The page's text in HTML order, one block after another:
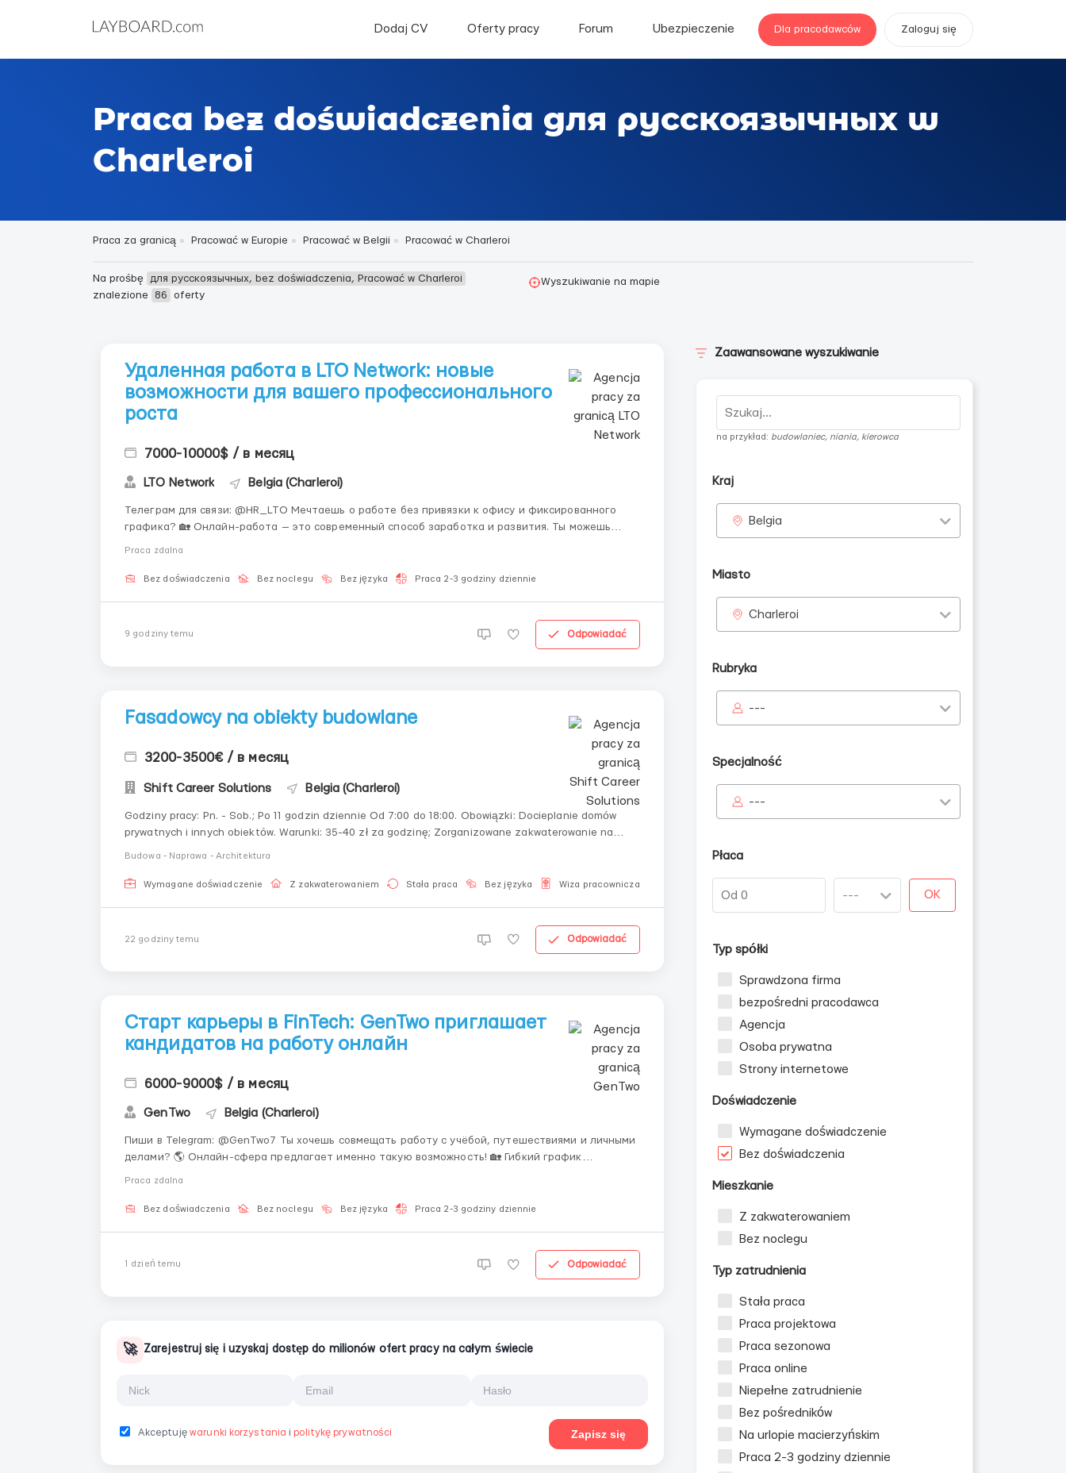
Dodaj CV Oferty pracy Forum Ubezpieczenie Dla pracodawców Zaloguj się
Praca bez doświadczenia для русскоязычных w
Charleroi
Praca za granicą Pracować w Europie Pracować w Belgii Pracować w Charleroi
Na prośbę для русскоязычных, bez doświadczenia, Pracować w Charleroi
znalezione
86 oferty
Wyszukiwanie na mapie
Удаленная работа в LTO Network: новые
возможности для вашего профессионального
роста
7000-10000$ / в месяц
LTO Network Belgia (Charleroi)
Телеграм для связи: @HR_LTO Мечтаешь о работе без привязки к офису и фиксированного
графика? 🏡 Онлайн-работа — это современный способ заработка и развития. Ты можешь
Praca zdalna
Bez doświadczenia Bez noclegu Bez języka Praca 2-3 godziny dziennie
9 godziny temu Odpowiadać
Fasadowcy na obiekty budowlane
3200-3500€ / в месяц
Shift Career Solutions Belgia (Charleroi)
Godziny pracy: Pn. - Sob.; Po 11 godzin dziennie Od 7:00 do 18:00. Obowiązki: Docieplanie domów
prywatnych i innych obiektów. Warunki: 35-40 zł za godzinę; Zorganizowane zakwaterowanie na
Budowa - Naprawa - Architektura
Wymagane doświadczenie Z zakwaterowaniem Stała praca Bez języka Wiza pracownicza
22 godziny temu Odpowiadać
Старт карьеры в FinTech: GenTwo приглашает
кандидатов на работу онлайн
6000-9000$ / в месяц
GenTwo Belgia (Charleroi)
Пиши в Telegram: @GenTwo7 Ты хочешь совмещать работу с учёбой, путешествиями и личными
делами? 🌎 Онлайн-сфера предлагает именно такую возможность! 🏡 Гибкий график
Praca zdalna
Bez doświadczenia Bez noclegu Bez języka Praca 2-3 godziny dziennie
1 dzień temu Odpowiadać
🚀 Zarejestruj się i uzyskaj dostęp do milionów ofert pracy na całym świecie
Akceptujęwarunki korzystania i politykę prywatności Zapisz się
Zaawansowane wyszukiwanie
na przykład: budowlaniec, niania, kierowca
Kraj
Belgia
Miasto
Charleroi
Rubryka
---
Specjalność
---
Płaca
OK
Typ spółki
Sprawdzona firma
bezpośredni pracodawca
Agencja
Osoba prywatna
Strony internetowe
Doświadczenie
Wymagane doświadczenie
Bez doświadczenia
Mieszkanie
Z zakwaterowaniem
Bez noclegu
Typ zatrudnienia
Stała praca
Praca projektowa
Praca sezonowa
Praca online
Niepełne zatrudnienie
Bez pośredników
Na urlopie macierzyńskim
Praca 2-3 godziny dziennie